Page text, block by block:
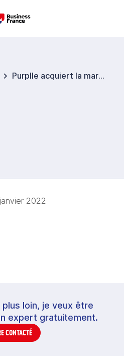
Purplle acquiert la marque de cosmétiques Faces Canada
2022
loin, je veux être
expert gratuitement.
CONTACTÉ